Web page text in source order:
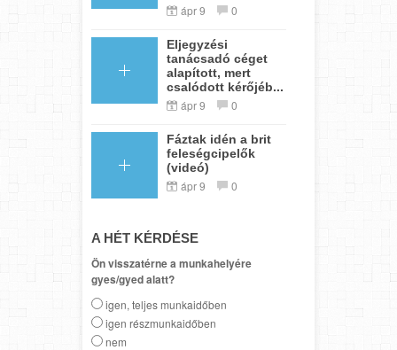
ápr 9 0
Eljegyzési
tanácsadó céget
alapított, mert
csalódott kérőjéb...
ápr 9 0
Fáztak idén a brit
feleségcipelők
(videó)
ápr 9 0
A HÉT KÉRDÉSE
Ön visszatérne a munkahelyére
gyes/gyed alatt?
igen, teljes munkaidőben
igen részmunkaidőben
nem